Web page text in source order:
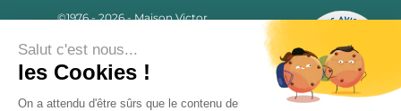
2780 AVIS
9.7/10
©1976 - 2026 - Maison Victor
Mentions légales
C.G.V.
Politique de confidentialité
Salut c'est nous...
les Cookies !
On a attendu d'être sûrs que le contenu de